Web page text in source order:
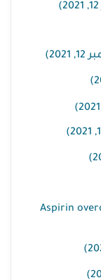
Aspirin